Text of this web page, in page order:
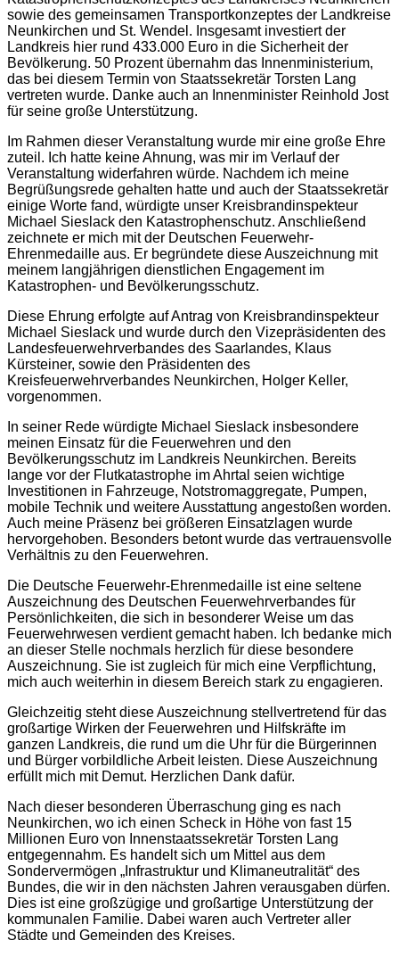
sowie des gemeinsamen Transportkonzeptes der Landkreise
Neunkirchen und St. Wendel. Insgesamt investiert der
Landkreis hier rund 433.000 Euro in die Sicherheit der
Bevölkerung. 50 Prozent übernahm das Innenministerium,
das bei diesem Termin von Staatssekretär Torsten Lang
vertreten wurde. Danke auch an Innenminister Reinhold Jost
für seine große Unterstützung.
Im Rahmen dieser Veranstaltung wurde mir eine große Ehre
zuteil. Ich hatte keine Ahnung, was mir im Verlauf der
Veranstaltung widerfahren würde. Nachdem ich meine
Begrüßungsrede gehalten hatte und auch der Staatssekretär
einige Worte fand, würdigte unser Kreisbrandinspekteur
Michael Sieslack den Katastrophenschutz. Anschließend
zeichnete er mich mit der Deutschen Feuerwehr-
Ehrenmedaille aus. Er begründete diese Auszeichnung mit
meinem langjährigen dienstlichen Engagement im
Katastrophen- und Bevölkerungsschutz.
Diese Ehrung erfolgte auf Antrag von Kreisbrandinspekteur
Michael Sieslack und wurde durch den Vizepräsidenten des
Landesfeuerwehrverbandes des Saarlandes, Klaus
Kürsteiner, sowie den Präsidenten des
Kreisfeuerwehrverbandes Neunkirchen, Holger Keller,
vorgenommen.
In seiner Rede würdigte Michael Sieslack insbesondere
meinen Einsatz für die Feuerwehren und den
Bevölkerungsschutz im Landkreis Neunkirchen. Bereits
lange vor der Flutkatastrophe im Ahrtal seien wichtige
Investitionen in Fahrzeuge, Notstromaggregate, Pumpen,
mobile Technik und weitere Ausstattung angestoßen worden.
Auch meine Präsenz bei größeren Einsatzlagen wurde
hervorgehoben. Besonders betont wurde das vertrauensvolle
Verhältnis zu den Feuerwehren.
Die Deutsche Feuerwehr-Ehrenmedaille ist eine seltene
Auszeichnung des Deutschen Feuerwehrverbandes für
Persönlichkeiten, die sich in besonderer Weise um das
Feuerwehrwesen verdient gemacht haben. Ich bedanke mich
an dieser Stelle nochmals herzlich für diese besondere
Auszeichnung. Sie ist zugleich für mich eine Verpflichtung,
mich auch weiterhin in diesem Bereich stark zu engagieren.
Gleichzeitig steht diese Auszeichnung stellvertretend für das
großartige Wirken der Feuerwehren und Hilfskräfte im
ganzen Landkreis, die rund um die Uhr für die Bürgerinnen
und Bürger vorbildliche Arbeit leisten. Diese Auszeichnung
erfüllt mich mit Demut. Herzlichen Dank dafür.
Nach dieser besonderen Überraschung ging es nach
Neunkirchen, wo ich einen Scheck in Höhe von fast 15
Millionen Euro von Innenstaatssekretär Torsten Lang
entgegennahm. Es handelt sich um Mittel aus dem
Sondervermögen „Infrastruktur und Klimaneutralität“ des
Bundes, die wir in den nächsten Jahren verausgaben dürfen.
Dies ist eine großzügige und großartige Unterstützung der
kommunalen Familie. Dabei waren auch Vertreter aller
Städte und Gemeinden des Kreises.